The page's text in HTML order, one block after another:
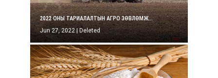
2022 ОНЫ ТАРИАЛАЛТЫН АГРО ЗӨВЛӨМЖ...
Jun 27, 2022 | Deleted